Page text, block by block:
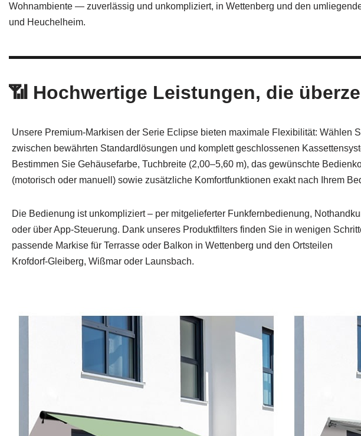
Wohnambiente — zuverlässig und unkompliziert, in Wettenberg und den
und Heuchelheim.
📶 Hochwertige Leistungen, die
Unsere Premium‑Markisen der Serie Eclipse bieten maximale Flexibilität: Wählen
zwischen bewährten Standardlösungen und komplett geschlossenen
Bestimmen Sie Gehäusefarbe, Tuchbreite (2,00–5,60 m), das gewünschte
(motorisch oder manuell) sowie zusätzliche Komfortfunktionen exakt nach Ihrem
Die Bedienung ist unkompliziert – per mitgelieferter Funkfernbedienung,
oder über App‑Steuerung. Dank unseres Produktfilters finden Sie in wenigen
passende Markise für Terrasse oder Balkon in Wettenberg und den Ortsteilen
Krofdorf‑Gleiberg, Wißmar oder Launsbach.